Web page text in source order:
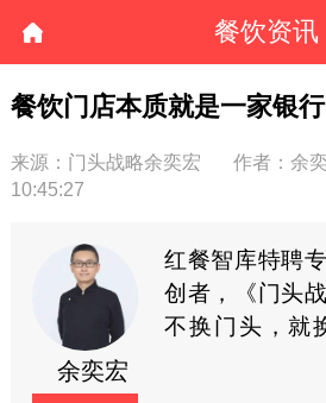
餐饮资讯
餐饮门店本质就是一家银行
来源：门头战略余奕宏 作者：余
10:45:27
余奕宏
红餐智库特聘
创者，《门头
不换门头，就